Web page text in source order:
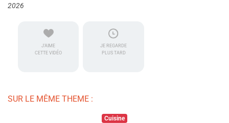
2026
J'AIME
CETTE VIDÉO
JE REGARDE
PLUS TARD
SUR LE MÊME THEME :
Cuisine